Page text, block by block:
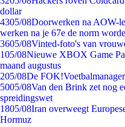
dollar
4305/08Doorwerken na AOW-
werken na je 67e de norm
3605/08Vinted-foto's van
105/08Nieuwe XBOX Game
maand augustus
205/08De
5005/08Van den Brink zet nog
spreidingswet
1805/08Iran overweegt
Hormuz